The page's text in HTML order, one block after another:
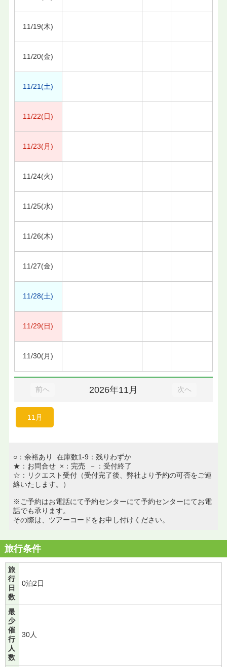
11/19(木)
11/20(金)
11/21(土)
11/22(日)
11/23(月)
11/24(火)
11/25(水)
11/26(木)
11/27(金)
11/28(土)
11/29(日)
11/30(月)
前へ 2026年11月 次へ
11月
○：余裕あり 在庫数1-9：残りわずか
★：お問合せ ×：完売 －：受付終了
☆：リクエスト受付（受付完了後、弊社より予約の可否をご連
絡いたします。）
※ご予約はお電話にて予約センターにて予約センターにてお電
話でも承ります。
その際は、ツアーコードをお申し付けください。
旅行条件
旅
行
日
数
0泊2日
最
少
催
行
人
数
30人